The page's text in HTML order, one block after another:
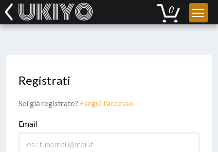
Registrati
Sei già registrato? Esegui l'accesso
Email